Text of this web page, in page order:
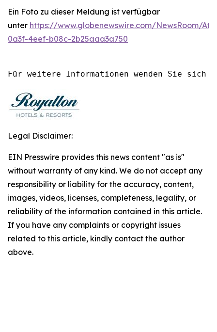
Ein Foto zu dieser Meldung ist verfügbar
unter https://www.globenewswire.com/NewsRoom/
0a3f-4eef-b08c-2b25aaa3a750
Für weitere Informationen wenden Sie sich
Legal Disclaimer:
EIN Presswire provides this news content "as is"
without warranty of any kind. We do not accept any
responsibility or liability for the accuracy, content,
images, videos, licenses, completeness, legality, or
reliability of the information contained in this article.
If you have any complaints or copyright issues
related to this article, kindly contact the author
above.